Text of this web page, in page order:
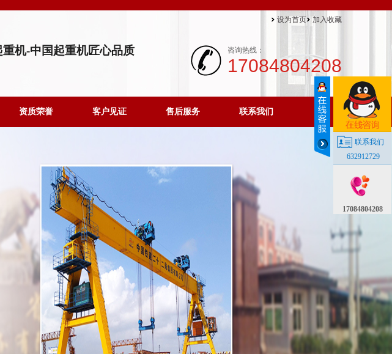
机-中国起重机匠心品质
设为首页 加入收藏
咨询热线：
17084804208
资质荣誉 客户见证 售后服务 联系我们
联系我们
632912729
17084804208